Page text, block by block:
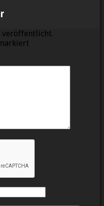
veröffentlicht.